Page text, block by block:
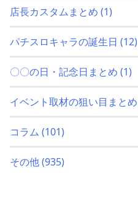
店長カスタムまとめ (1)
パチスロキャラの誕生日 (12)
〇〇の日・記念日まとめ (1)
イベント取材の狙い目まとめ
コラム (101)
その他(935)